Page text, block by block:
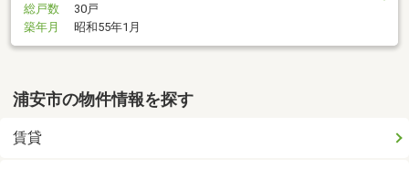
総戸数
30戸
築年月
昭和55年1月
浦安市の物件情報を探す
賃貸